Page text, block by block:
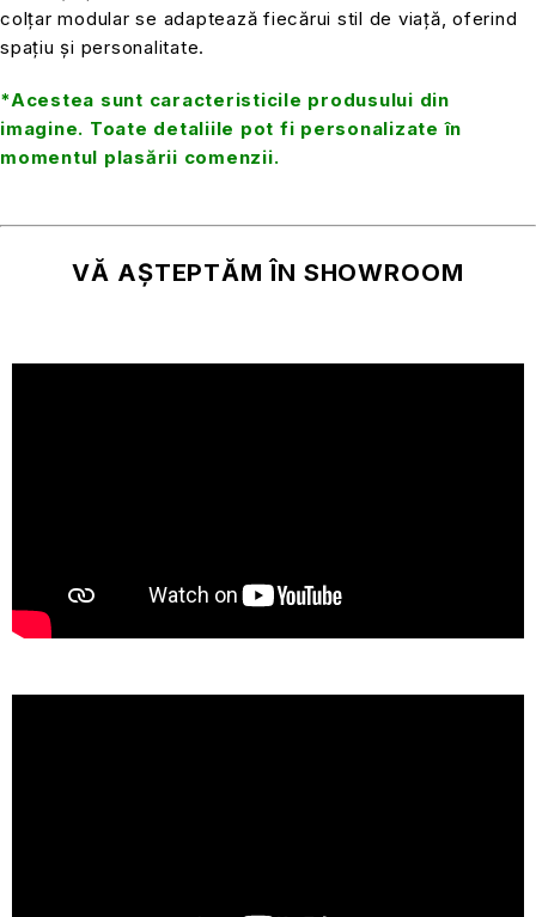
colțar modular se adaptează fiecărui stil de viață, oferind
spațiu și personalitate.
*Acestea sunt caracteristicile produsului din
imagine. Toate detaliile pot fi personalizate în
momentul plasării comenzii.
VĂ AȘTEPTĂM ÎN SHOWROOM